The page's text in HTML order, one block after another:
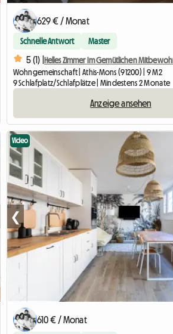
629 € / Monat
Schnelle Antwort Master
5 (1) |
Helles Zimmer Im Gemütlichen
Wohngemeinschaft | Athis-Mons (91200) | 9 M2
9 Schlafplatz/Schlafplätze | Mindestens 2 Monate
Anzeige ansehen
Video
❮
610 € / Monat